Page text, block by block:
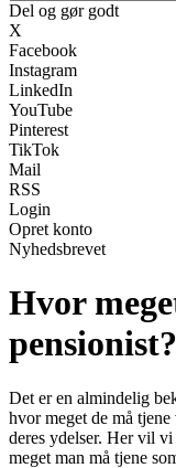
Del og gør godt
X
Facebook
Instagram
LinkedIn
YouTube
Pinterest
TikTok
Mail
RSS
Login
Opret konto
Nyhedsbrevet
Hvor
pensionist?
Det er en almindelig
hvor meget de må
deres ydelser. Her vil
meget man må tjene